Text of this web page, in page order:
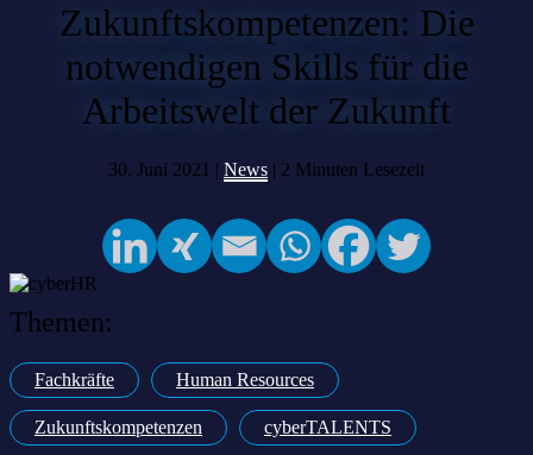
Zukunftskompetenzen: Die
notwendigen Skills für die
Arbeitswelt der Zukunft
30. Juni 2021 | News | 2 Minuten Lesezeit
Themen:
Fachkräfte Human Resources
Zukunftskompetenzen cyberTALENTS